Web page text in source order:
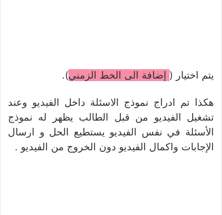
يتم اختيار ( إضافة الى الخط الزمني).
هكذا تم ادراج نموذج الاسئلة داخل الفيديو وعند
تشغيل الفيديو من قبل الطالب يظهر له نموذج
الأسئلة في نفس الفيديو يستطيع الحل و ارسال
الإجابات واكمال الفيديو دون الخروج من الفيديو .